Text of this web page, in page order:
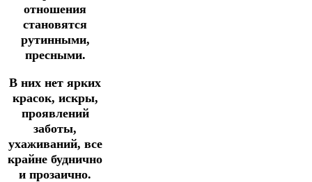
отношения
становятся
рутинными,
пресными.
В них нет ярких
красок, искры,
проявлений
заботы,
ухаживаний, все
крайне буднично
и прозаично.